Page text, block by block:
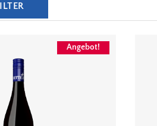
Angebot!